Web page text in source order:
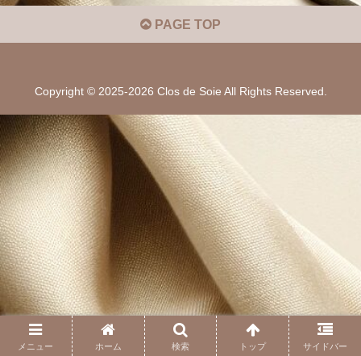
PAGE TOP
Copyright © 2025-2026 Clos de Soie All Rights Reserved.
メニュー ホーム 検索 トップ サイドバー